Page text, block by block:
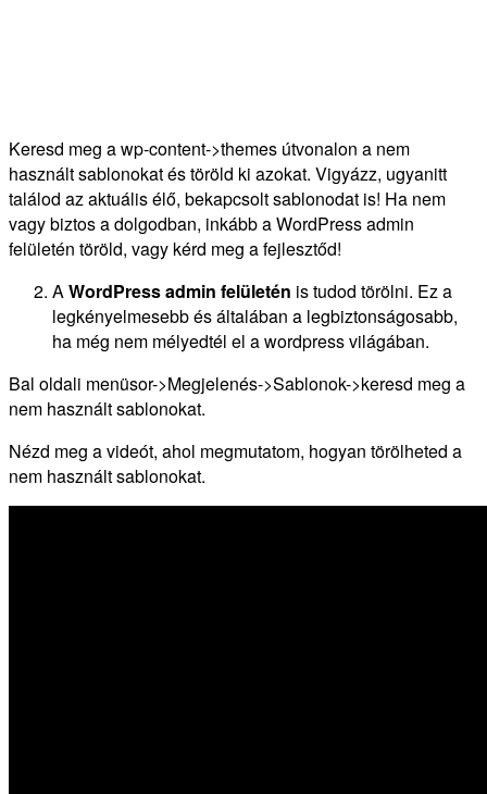
Keresd meg a wp-content->themes útvonalon a nem
használt sablonokat és töröld ki azokat. Vigyázz, ugyanitt
találod az aktuális élő, bekapcsolt sablonodat is! Ha nem
vagy biztos a dolgodban, inkább a WordPress admin
felületén töröld, vagy kérd meg a fejlesztőd!
AWordPress admin felületén is tudod törölni. Ez a
legkényelmesebb és általában a legbiztonságosabb,
ha még nem mélyedtél el a wordpress világában.
Bal oldali menüsor->Megjelenés->Sablonok->keresd meg a
nem használt sablonokat.
Nézd meg a videót, ahol megmutatom, hogyan törölheted a
nem használt sablonokat.